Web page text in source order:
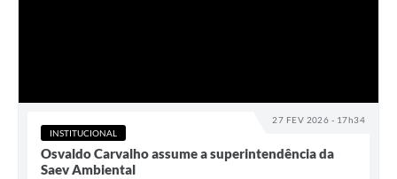
27 FEV 2026 - 17h34
INSTITUCIONAL
Osvaldo Carvalho assume a superintendência da
Saev Ambiental